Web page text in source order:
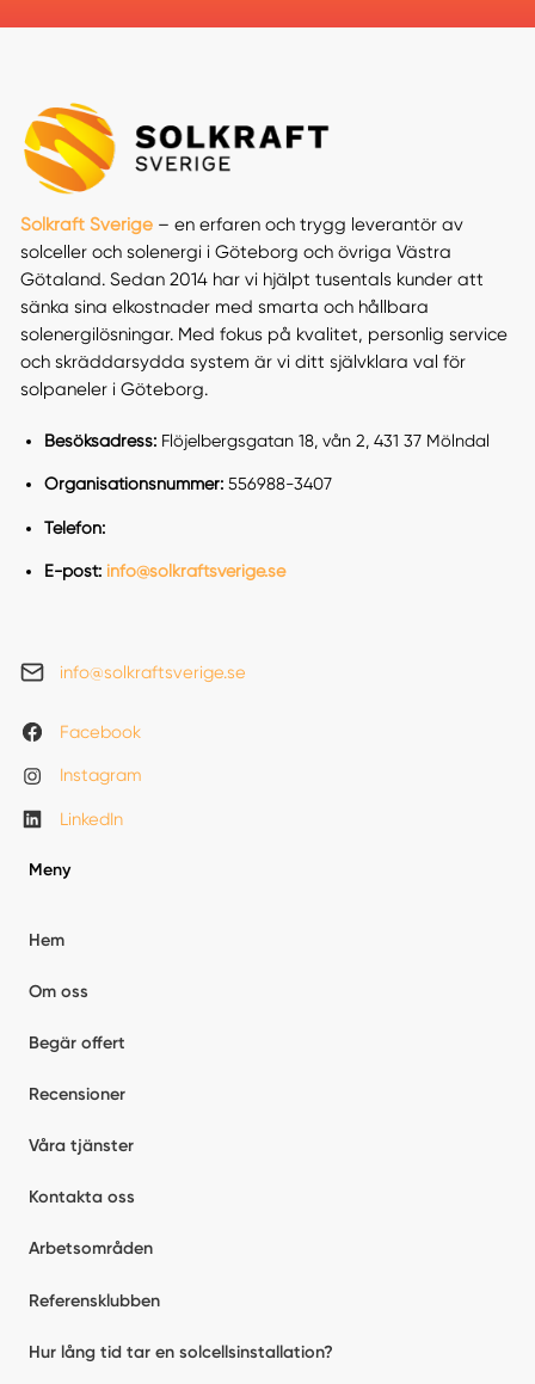
Solkraft Sverige– en erfaren och trygg leverantör av
solceller och solenergi i Göteborg och övriga Västra
Götaland. Sedan 2014 har vi hjälpt tusentals kunder att
sänka sina elkostnader med smarta och hållbara
solenergilösningar. Med fokus på kvalitet, personlig service
och skräddarsydda system är vi ditt självklara val för
solpaneler i Göteborg.
Besöksadress: Flöjelbergsgatan 18, vån 2, 431 37 Mölndal
Organisationsnummer: 556988-3407
Telefon:
E-post: info@solkraftsverige.se
info@solkraftsverige.se
Facebook
Instagram
LinkedIn
Meny
Hem
Om oss
Begär offert
Recensioner
Våra tjänster
Kontakta oss
Arbetsområden
Referensklubben
Hur lång tid tar en solcellsinstallation?